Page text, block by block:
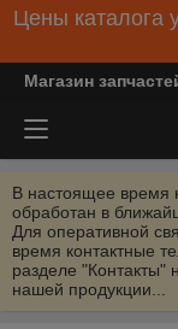
Цены каталога
Магазин
В настоящее время
обработан в
Для оперативной
время контактные
разделе "Контакты"
нашей продукции...